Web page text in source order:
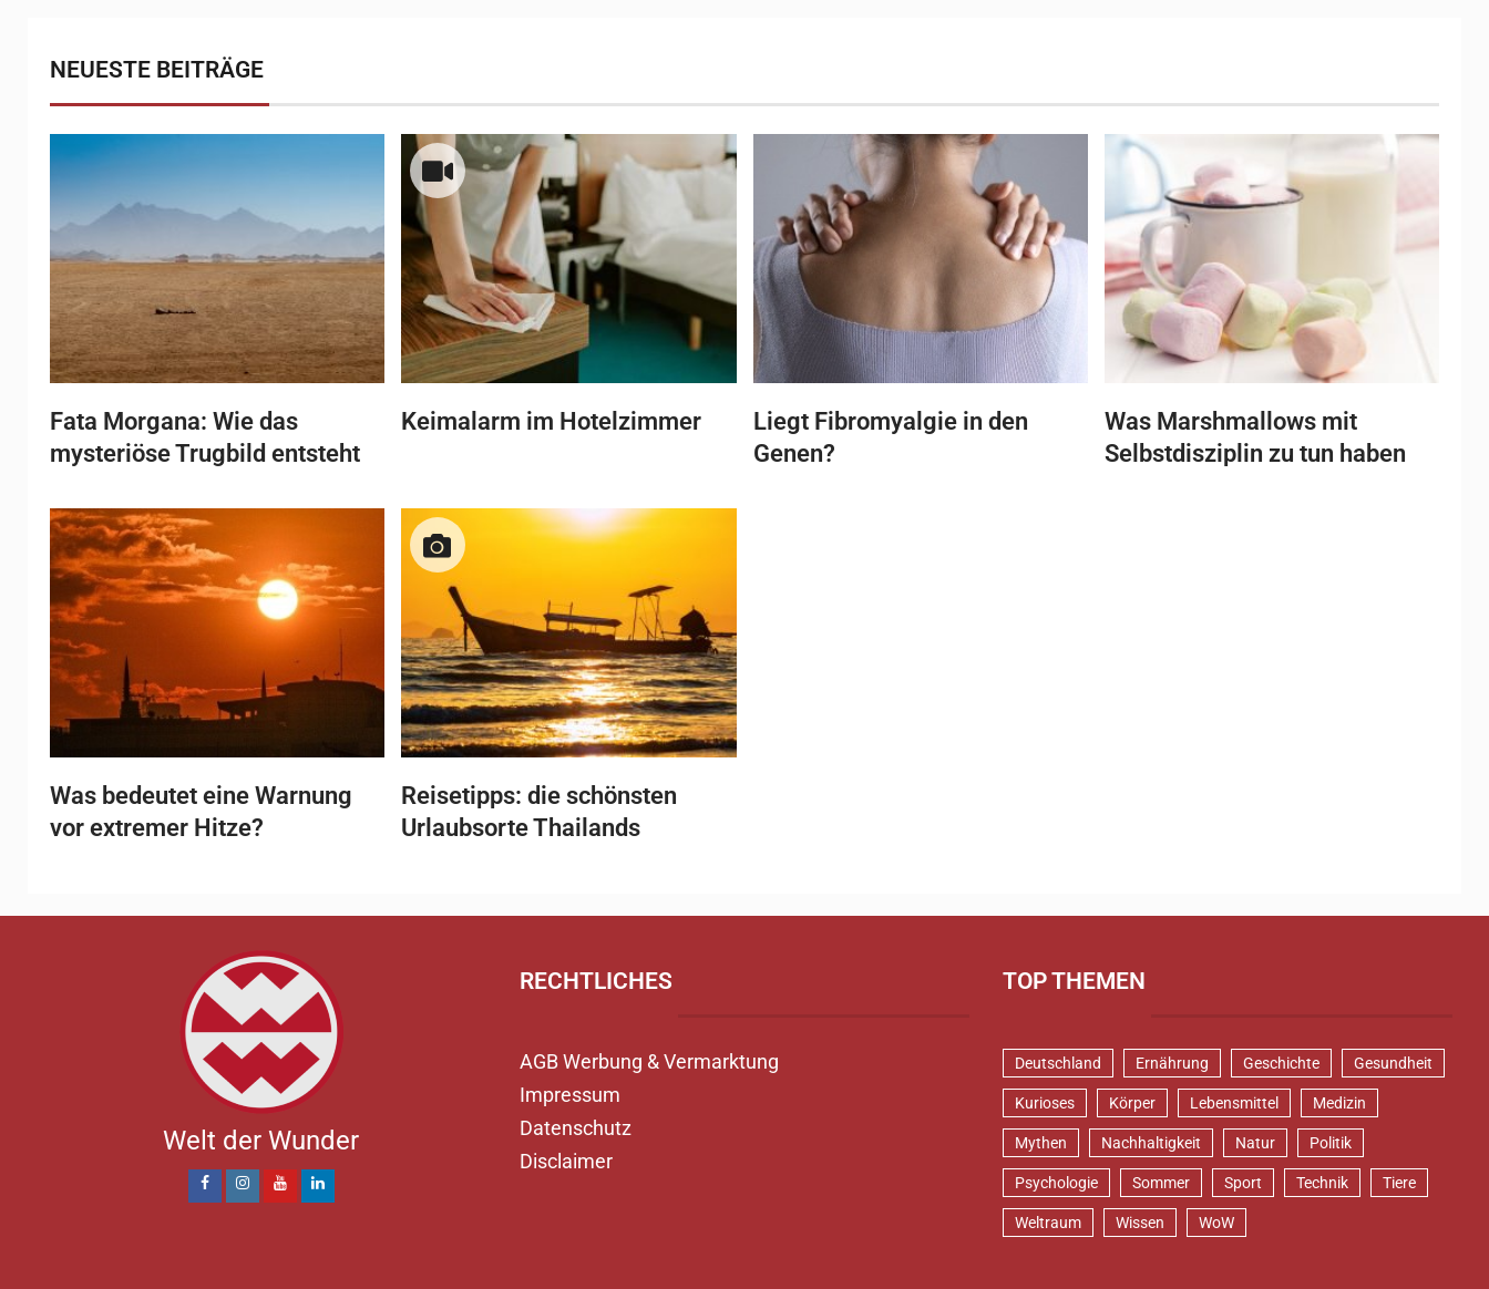
NEUESTE BEITRÄGE
Fata Morgana: Wie das
mysteriöse Trugbild entsteht
Keimalarm im Hotelzimmer
Liegt Fibromyalgie in den
Genen?
Was Marshmallows mit
Selbstdisziplin zu tun haben
Was bedeutet eine Warnung
vor extremer Hitze?
Reisetipps: die schönsten
Urlaubsorte Thailands
Welt der Wunder
RECHTLICHES
AGB Werbung & Vermarktung
Impressum
Datenschutz
Disclaimer
TOP THEMEN
Deutschland Ernährung Geschichte Gesundheit
Kurioses Körper Lebensmittel Medizin
Mythen Nachhaltigkeit Natur Politik
Psychologie Sommer Sport Technik Tiere
Weltraum Wissen WoW